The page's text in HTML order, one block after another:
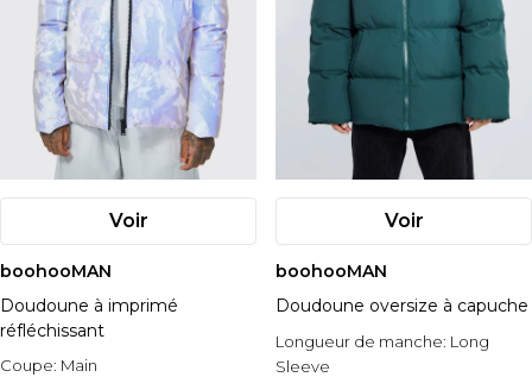
Voir
boohooMAN
Doudoune à imprimé
réfléchissant
Coupe: Main
Voir
boohooMAN
Doudoune oversize à capuche
Longueur de manche: Long
Sleeve